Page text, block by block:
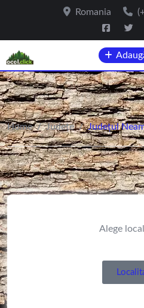
Romania
Home / Județe / Județul
Alege